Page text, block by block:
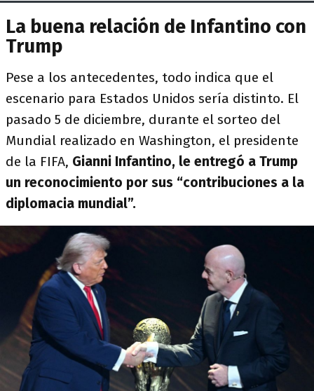
La buena relación de Infantino con
Trump
Pese a los antecedentes, todo indica que el
escenario para Estados Unidos sería distinto. El
pasado 5 de diciembre, durante el sorteo del
Mundial realizado en Washington, el presidente
de la FIFA, Gianni Infantino, le entregó a Trump
un reconocimiento por sus “contribuciones a la
diplomacia mundial”.